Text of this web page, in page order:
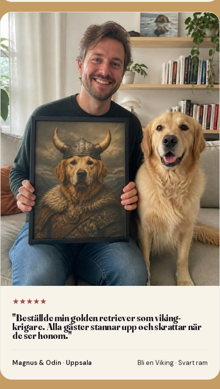
★★★★★
"Beställde min golden retriever som viking-
krigare. Alla gäster stannar upp och skrattar när
de ser honom."
Magnus & Odin · Uppsala Bli en Viking · Svart ram